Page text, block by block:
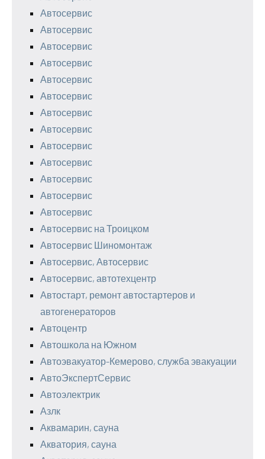
Автосервис
Автосервис
Автосервис
Автосервис
Автосервис
Автосервис
Автосервис
Автосервис
Автосервис
Автосервис
Автосервис
Автосервис
Автосервис
Автосервис на Троицком
Автосервис Шиномонтаж
Автосервис, Автосервис
Автосервис, автотехцентр
Автостарт, ремонт автостартеров и
автогенераторов
Автоцентр
Автошкола на Южном
Автоэвакуатор-Кемерово, служба эвакуации
АвтоЭкспертСервис
Автоэлектрик
Азлк
Аквамарин, сауна
Акватория, сауна